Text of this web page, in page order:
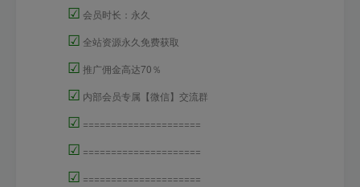
☑ 会员时长：永久
☑ 全站资源永久免费获取
☑ 推广佣金高达70％
☑ 内部会员专属【微信】交流群
☑ =====================
☑ =====================
☑ =====================